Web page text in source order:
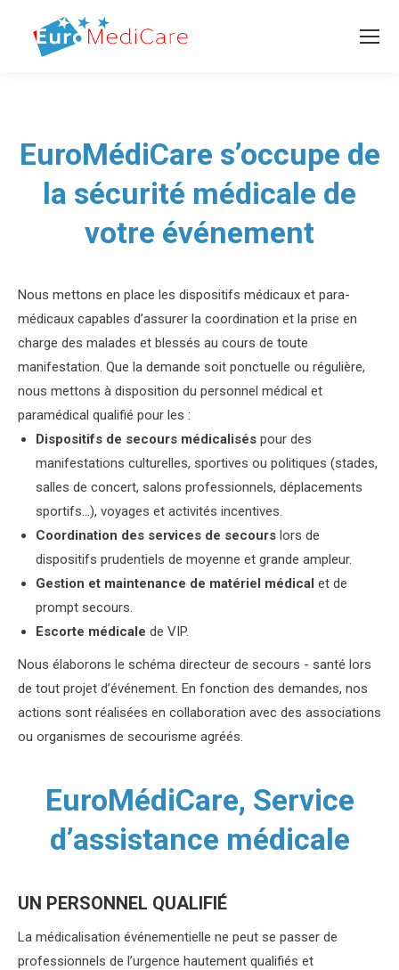
EuroMédiCare s’occupe de
la sécurité médicale de
votre événement
Nous mettons en place les dispositifs médicaux et para-
médicaux capables d’assurer la coordination et la prise en
charge des malades et blessés au cours de toute
manifestation. Que la demande soit ponctuelle ou régulière,
nous mettons à disposition du personnel médical et
paramédical qualifié pour les :
Dispositifs de secours médicalisés pour des
manifestations culturelles, sportives ou politiques (stades,
salles de concert, salons professionnels, déplacements
sportifs…), voyages et activités incentives.
Coordination des services de secours lors de
dispositifs prudentiels de moyenne et grande ampleur.
Gestion et maintenance de matériel médical et de
prompt secours.
Escorte médicale de VIP.
Nous élaborons le schéma directeur de secours - santé lors
de tout projet d’événement. En fonction des demandes, nos
actions sont réalisées en collaboration avec des associations
ou organismes de secourisme agréés.
EuroMédiCare, Service
d’assistance médicale
UN PERSONNEL QUALIFIÉ
La médicalisation événementielle ne peut se passer de
professionnels de l’urgence hautement qualifiés et